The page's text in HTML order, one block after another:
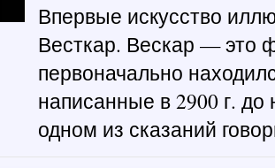
Впервые искусство
Весткар. Вескар — это
первоначально
написанные в 2900 г.
одном из сказаний